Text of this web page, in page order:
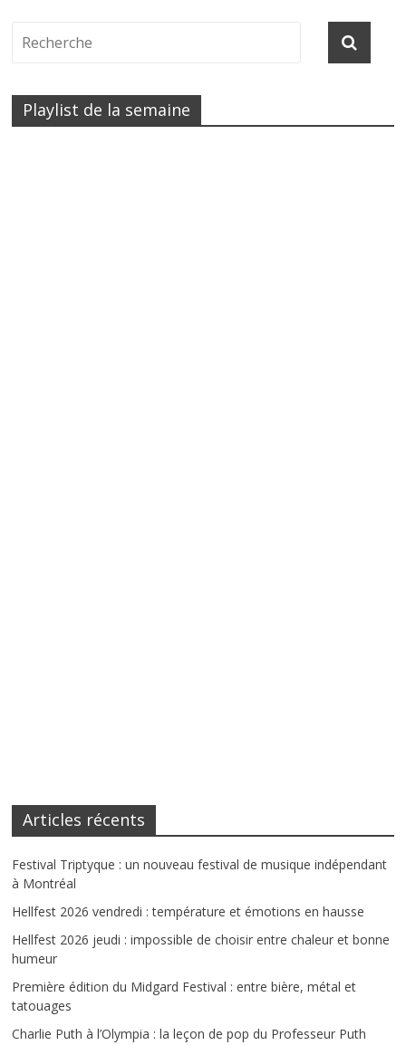
Playlist de la semaine
Articles récents
Festival Triptyque : un nouveau festival de musique indépendant
à Montréal
Hellfest 2026 vendredi : température et émotions en hausse
Hellfest 2026 jeudi : impossible de choisir entre chaleur et bonne
humeur
Première édition du Midgard Festival : entre bière, métal et
tatouages
Charlie Puth à l’Olympia : la leçon de pop du Professeur Puth